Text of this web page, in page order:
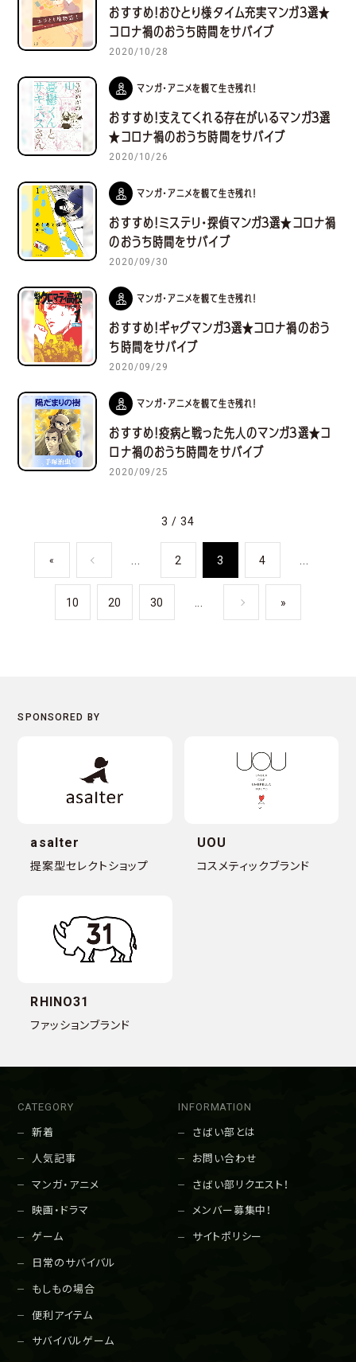
おすすめ！おひとり様タイム充実マンガ３選★
コロナ禍のおうち時間をサバイブ
2020/10/28
マンガ・アニメを観て生き残れ！
おすすめ！支えてくれる存在がいるマンガ３選
★コロナ禍のおうち時間をサバイブ
2020/10/26
マンガ・アニメを観て生き残れ！
おすすめ！ミステリ・探偵マンガ３選★コロナ禍
のおうち時間をサバイブ
2020/09/30
マンガ・アニメを観て生き残れ！
おすすめ！ギャグマンガ３選★コロナ禍のおう
ち時間をサバイブ
2020/09/29
マンガ・アニメを観て生き残れ！
おすすめ！疫病と戦った先人のマンガ３選★コ
ロナ禍のおうち時間をサバイブ
2020/09/25
3 / 34
« 2 3 4
10 20 30 »
asalter
提案型セレクトショップ
UOU
コスメティックブランド
RHINO31
ファッションブランド
CATEGORY
新着
人気記事
マンガ・アニメ
映画・ドラマ
ゲーム
日常のサバイバル
もしもの場合
便利アイテム
サバイバルゲーム
INFORMATION
さばい部とは
お問い合わせ
さばい部リクエスト！
メンバー募集中！
サイトポリシー